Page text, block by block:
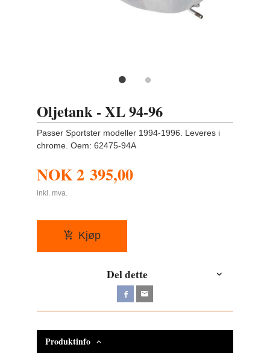
Oljetank - XL 94-96
Passer Sportster modeller 1994-1996. Leveres i
chrome. Oem: 62475-94A
NOK2 395,00
inkl. mva.
Kjøp
Del dette
Produktinfo